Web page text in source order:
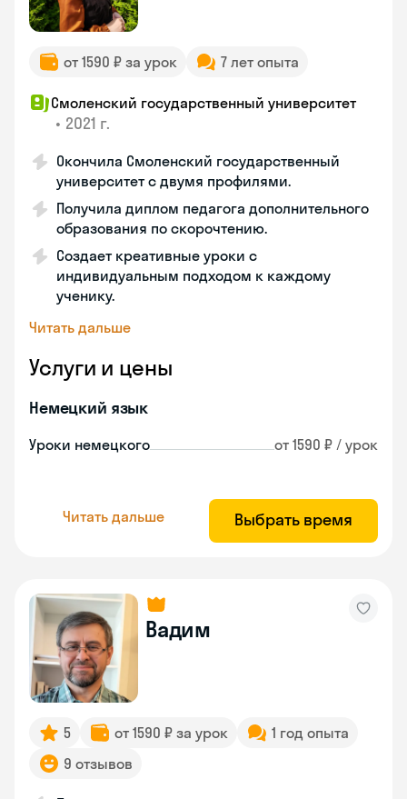
от 1590 ₽ за урок 7 лет опыта
Смоленский государственный университет
• 2021 г.
Окончила Смоленский государственный
университет с двумя профилями.
Получила диплом педагога дополнительного
образования по скорочтению.
Создает креативные уроки с
индивидуальным подходом к каждому
ученику.
Читать дальше
Услуги и цены
Немецкий язык
Уроки немецкого от 1590 ₽ / урок
Читать дальше Выбрать время
Вадим
5 от 1590 ₽ за урок
1 год опыта
9 отзывов